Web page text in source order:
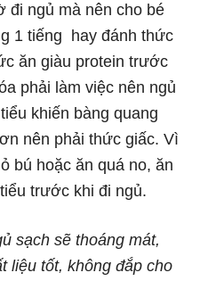
đi ngủ mà nên cho bé
1 tiếng hay đánh thức
ăn giàu protein trước
phải làm việc nên ngủ
khiến bàng quang
nên phải thức giấc. Vì
bú hoặc ăn quá no, ăn
trước khi đi ngủ.
sạch sẽ thoáng mát,
liệu tốt, không đắp cho